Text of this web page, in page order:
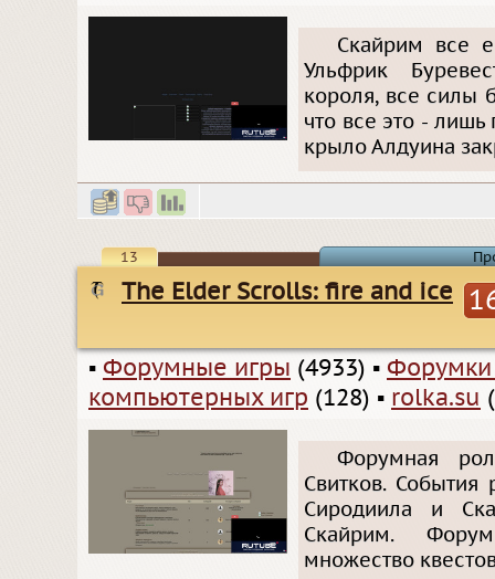
Скайрим все
Ульфрик
короля, все силы
что все это - лишь
крыло Алдуина
13
The Elder Scrolls: fire and ice
▪ Форумные игры (4933) ▪
компьютерных игр (128) ▪ rolka.su
Форумная
Свитков. События
Сиродиила и
Скайрим.
множество